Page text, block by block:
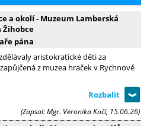
a okolí - Muzeum Lamberská
Žihobce
pána
aristokratické děti za
z muzea hraček v Rychnově
(Zapsal: Mgr. Veronika Kočí, 15.06.26)